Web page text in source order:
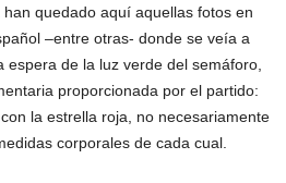
quedado aquí aquellas fotos en
–entre otras- donde se veía a
espera de la luz verde del semáforo,
proporcionada por el partido:
la estrella roja, no necesariamente
corporales de cada cual.